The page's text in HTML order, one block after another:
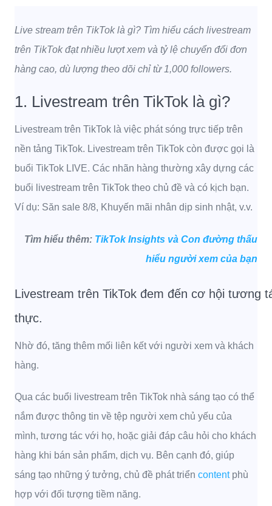
Live stream trên TikTok là gì? Tìm hiểu cách livestream
trên TikTok đạt nhiều lượt xem và tỷ lệ chuyển đổi đơn
hàng cao, dù lượng theo dõi chỉ từ 1,000 followers.
1. Livestream trên TikTok là gì?
Livestream trên TikTok là việc phát sóng trực tiếp trên
nền tảng TikTok. Livestream trên TikTok còn được gọi là
buổi TikTok LIVE. Các nhãn hàng thường xây dựng các
buổi livestream trên TikTok theo chủ đề và có kịch bạn.
Ví dụ: Săn sale 8/8, Khuyến mãi nhân dịp sinh nhật, v.v.
Tìm hiểu thêm: TikTok Insights và Con đường thấu
hiểu người xem của bạn
Livestream trên TikTok đem đến cơ hội tương
thực.
Nhờ đó, tăng thêm mối liên kết với người xem và khách
hàng.
Qua các buổi livestream trên TikTok nhà sáng tạo có thể
nắm được thông tin về tệp người xem chủ yếu của
mình, tương tác với họ, hoặc giải đáp câu hỏi cho khách
hàng khi bán sản phẩm, dịch vụ. Bên cạnh đó, giúp
sáng tạo những ý tưởng, chủ đề phát triển contentphù
hợp với đối tượng tiềm năng.